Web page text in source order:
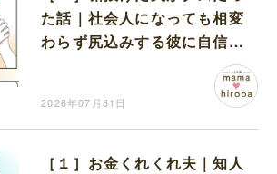
た話｜社会人になっても相変
わらず尻込みする彼に自信を
2026年07月31日
［１］お金くれくれ夫｜知人